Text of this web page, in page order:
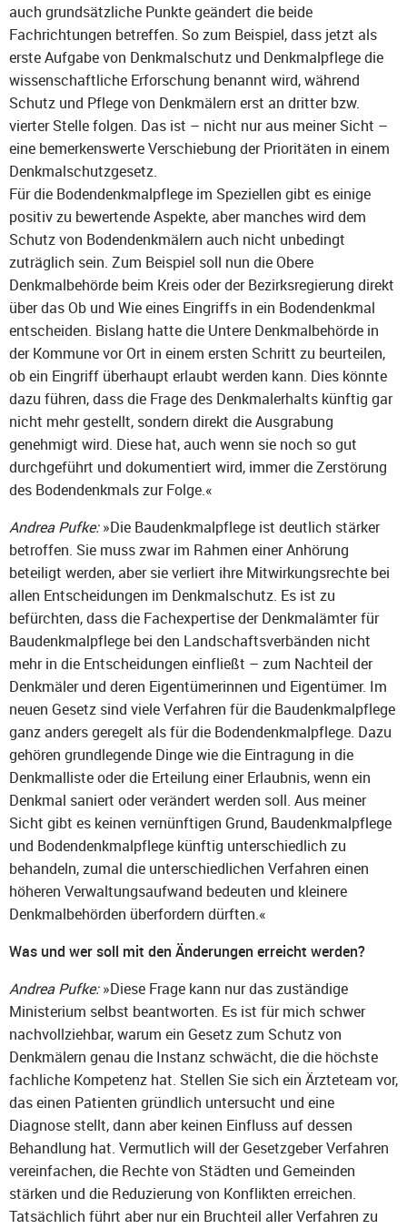
auch grundsätzliche Punkte geändert die beide
Fachrichtungen betreffen. So zum Beispiel, dass jetzt als
erste Aufgabe von Denkmalschutz und Denkmalpflege die
wissenschaftliche Erforschung benannt wird, während
Schutz und Pflege von Denkmälern erst an dritter bzw.
vierter Stelle folgen. Das ist – nicht nur aus meiner Sicht –
eine bemerkenswerte Verschiebung der Prioritäten in einem
Denkmalschutzgesetz.
Für die Bodendenkmalpflege im Speziellen gibt es einige
positiv zu bewertende Aspekte, aber manches wird dem
Schutz von Bodendenkmälern auch nicht unbedingt
zuträglich sein. Zum Beispiel soll nun die Obere
Denkmalbehörde beim Kreis oder der Bezirksregierung direkt
über das Ob und Wie eines Eingriffs in ein Bodendenkmal
entscheiden. Bislang hatte die Untere Denkmalbehörde in
der Kommune vor Ort in einem ersten Schritt zu beurteilen,
ob ein Eingriff überhaupt erlaubt werden kann. Dies könnte
dazu führen, dass die Frage des Denkmalerhalts künftig gar
nicht mehr gestellt, sondern direkt die Ausgrabung
genehmigt wird. Diese hat, auch wenn sie noch so gut
durchgeführt und dokumentiert wird, immer die Zerstörung
des Bodendenkmals zur Folge.«
Andrea Pufke:»Die Baudenkmalpflege ist deutlich stärker
betroffen. Sie muss zwar im Rahmen einer Anhörung
beteiligt werden, aber sie verliert ihre Mitwirkungsrechte bei
allen Entscheidungen im Denkmalschutz. Es ist zu
befürchten, dass die Fachexpertise der Denkmalämter für
Baudenkmalpflege bei den Landschaftsverbänden nicht
mehr in die Entscheidungen einfließt – zum Nachteil der
Denkmäler und deren Eigentümerinnen und Eigentümer. Im
neuen Gesetz sind viele Verfahren für die Baudenkmalpflege
ganz anders geregelt als für die Bodendenkmalpflege. Dazu
gehören grundlegende Dinge wie die Eintragung in die
Denkmalliste oder die Erteilung einer Erlaubnis, wenn ein
Denkmal saniert oder verändert werden soll. Aus meiner
Sicht gibt es keinen vernünftigen Grund, Baudenkmalpflege
und Bodendenkmalpflege künftig unterschiedlich zu
behandeln, zumal die unterschiedlichen Verfahren einen
höheren Verwaltungsaufwand bedeuten und kleinere
Denkmalbehörden überfordern dürften.«
Was und wer soll mit den Änderungen erreicht werden?
Andrea Pufke:»Diese Frage kann nur das zuständige
Ministerium selbst beantworten. Es ist für mich schwer
nachvollziehbar, warum ein Gesetz zum Schutz von
Denkmälern genau die Instanz schwächt, die die höchste
fachliche Kompetenz hat. Stellen Sie sich ein Ärzteteam vor,
das einen Patienten gründlich untersucht und eine
Diagnose stellt, dann aber keinen Einfluss auf dessen
Behandlung hat. Vermutlich will der Gesetzgeber Verfahren
vereinfachen, die Rechte von Städten und Gemeinden
stärken und die Reduzierung von Konflikten erreichen.
Tatsächlich führt aber nur ein Bruchteil aller Verfahren zu